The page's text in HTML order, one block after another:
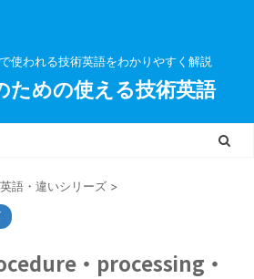
われる技術英語をわかりやすく解説
ための使える技術英語
語・違いシリーズ >
・processing・